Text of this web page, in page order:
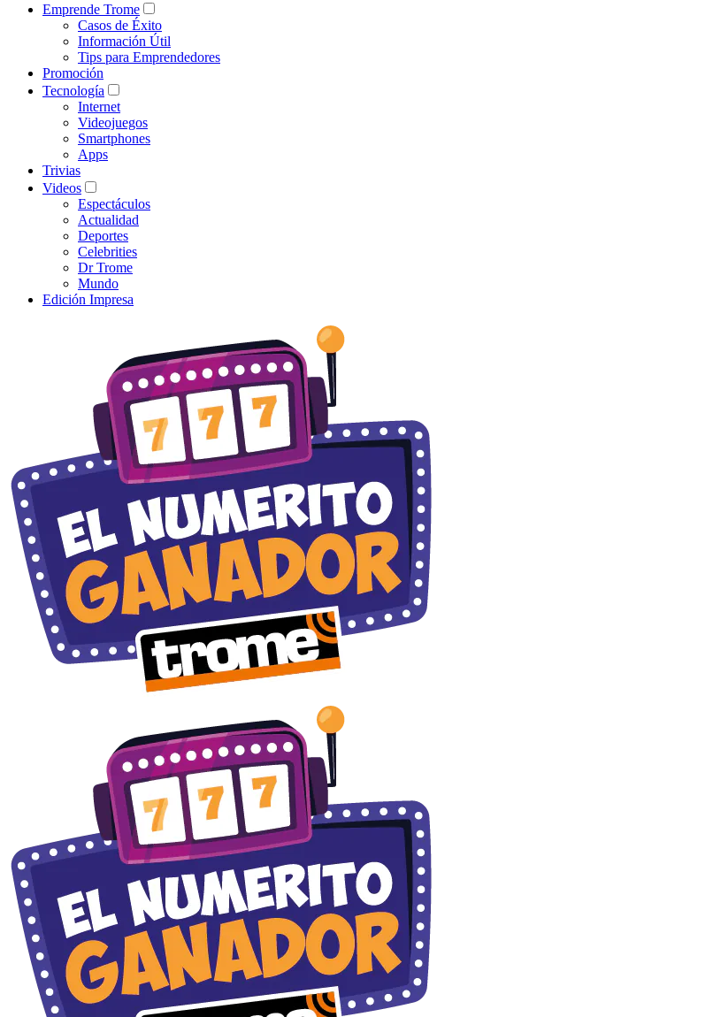
Emprende Trome
Casos de Éxito
Información Útil
Tips para Emprendedores
Promoción
Tecnología
Internet
Videojuegos
Smartphones
Apps
Trivias
Videos
Espectáculos
Actualidad
Deportes
Celebrities
Dr Trome
Mundo
Edición Impresa